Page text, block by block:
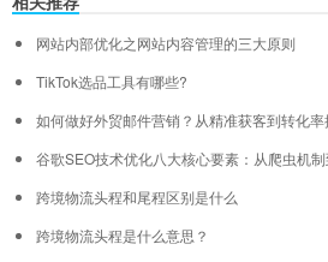
网站内部优化之网站内容管理的三大原则
TikTok选品工具有哪些?
如何做好外贸邮件营销？从精准获客到转化
谷歌SEO技术优化八大核心要素：从爬虫机
跨境物流头程和尾程区别是什么
跨境物流头程是什么意思？